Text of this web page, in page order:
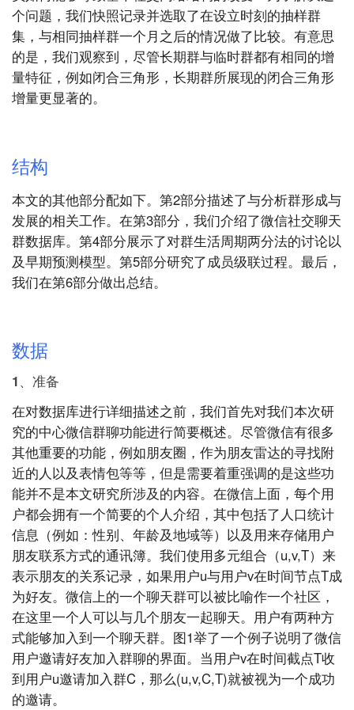
个问题，我们快照记录并选取了在设立时刻的抽样群
集，与相同抽样群一个月之后的情况做了比较。有意思
的是，我们观察到，尽管长期群与临时群都有相同的增
量特征，例如闭合三角形，长期群所展现的闭合三角形
增量更显著的。
结构
本文的其他部分配如下。第2部分描述了与分析群形成与
发展的相关工作。在第3部分，我们介绍了微信社交聊天
群数据库。第4部分展示了对群生活周期两分法的讨论以
及早期预测模型。第5部分研究了成员级联过程。最后，
我们在第6部分做出总结。
数据
1、准备
在对数据库进行详细描述之前，我们首先对我们本次研
究的中心微信群聊功能进行简要概述。尽管微信有很多
其他重要的功能，例如朋友圈，作为朋友雷达的寻找附
近的人以及表情包等等，但是需要着重强调的是这些功
能并不是本文研究所涉及的内容。在微信上面，每个用
户都会拥有一个简要的个人介绍，其中包括了人口统计
信息（例如：性别、年龄及地域等）以及用来存储用户
朋友联系方式的通讯簿。我们使用多元组合（u,v,T）来
表示朋友的关系记录，如果用户u与用户v在时间节点T成
为好友。微信上的一个聊天群可以被比喻作一个社区，
在这里一个人可以与几个朋友一起聊天。用户有两种方
式能够加入到一个聊天群。图1举了一个例子说明了微信
用户邀请好友加入群聊的界面。当用户v在时间截点T收
到用户u邀请加入群C，那么(u,v,C,T)就被视为一个成功
的邀请。